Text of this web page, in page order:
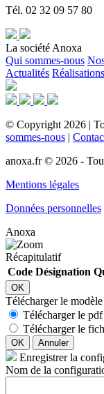
Tél. 02 32 09 57 80
La société Anoxa
Qui sommes-nous
Actualités Réalisations
© Copyright 2026 |
sommes-nous |
anoxa.fr © 2026 -
Mentions légales
Données personnelles
Anoxa
Récapitulatif
Code Désignation
OK
Télécharger le
Télécharger le
Télécharger le
OK Annuler
Enregistrer la
Nom de la